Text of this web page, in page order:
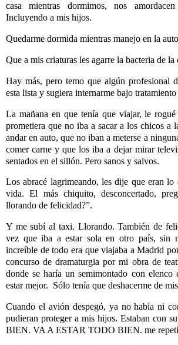
casa mientras dormimos, nos
Incluyendo a mis hijos.
Quedarme dormida mientras manejo en la
Que a mis criaturas les agarre la bacteria de la
Hay más, pero temo que algún profesional
esta lista y sugiera internarme bajo tratamiento
La mañana en que tenía que viajar, le
prometiera que no iba a sacar a los chicos a
andar en auto, que no iban a meterse a
comer carne y que los iba a dejar mirar
sentados en el sillón. Pero sanos y salvos.
Los abracé lagrimeando, les dije que eran lo
vida. El más chiquito, desconcertado,
llorando de felicidad?”.
Y me subí al taxi. Llorando. También de
vez que iba a estar sola en otro país, sin
increíble de todo era que viajaba a Madrid
concurso de dramaturgia por mi obra de
donde se haría un semimontado con elenco
estar mejor. Sólo tenía que deshacerme de
Cuando el avión despegó, ya no había ni
pudieran proteger a mis hijos. Estaban con
BIEN. VA A ESTAR TODO BIEN. me